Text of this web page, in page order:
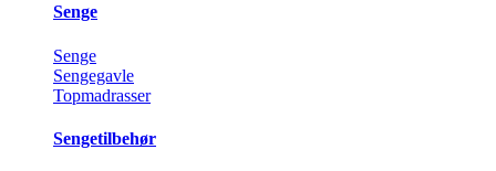
Senge
Senge
Sengegavle
Topmadrasser
Sengetilbehør